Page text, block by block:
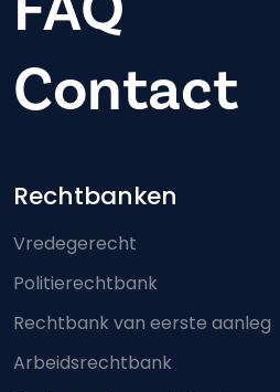
Contact
Footer-menu
Rechtbanken
Vredegerecht
Politierechtbank
Rechtbank van eerste aanleg
Arbeidsrechtbank